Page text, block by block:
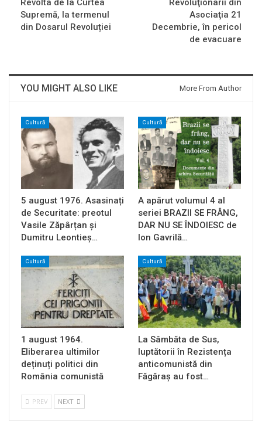
Supremă, la termenul
din Dosarul Revoluției
Asociaţia 21
Decembrie, în pericol
de evacuare
YOU MIGHT ALSO LIKE More From Author
Cultură
5 august 1976. Asasinați
de Securitate: preotul
Vasile Zăpârțan și
Dumitru Leontieș…
Cultură
A apărut volumul 4 al
seriei BRAZII SE FRÂNG,
DAR NU SE ÎNDOIESC de
Ion Gavrilă…
Cultură
1 august 1964.
Eliberarea ultimilor
deținuți politici din
România comunistă
Cultură
La Sâmbăta de Sus,
luptătorii în Rezistența
anticomunistă din
Făgăraș au fost…
PREV NEXT